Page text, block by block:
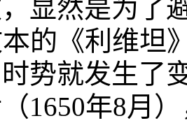
显然是为了
的《利维坦
势就发生了
1650年8月